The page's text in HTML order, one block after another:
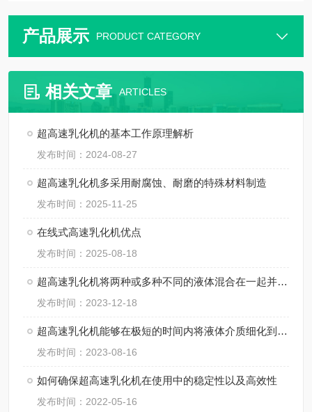
产品展示 PRODUCT CATEGORY
相关文章 ARTICLES
超高速乳化机的基本工作原理解析
发布时间：2024-08-27
超高速乳化机多采用耐腐蚀、耐磨的特殊材料制造
发布时间：2025-11-25
在线式高速乳化机优点
发布时间：2025-08-18
超高速乳化机将两种或多种不同的液体混合在一起并形成稳定的乳液
发布时间：2023-12-18
超高速乳化机能够在极短的时间内将液体介质细化到微米级别
发布时间：2023-08-16
如何确保超高速乳化机在使用中的稳定性以及高效性
发布时间：2022-05-16